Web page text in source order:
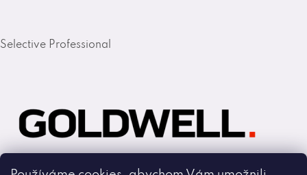
Selective Professional